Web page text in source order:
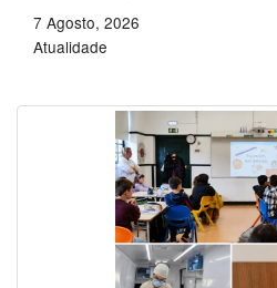
7 Agosto, 2026
Atualidade